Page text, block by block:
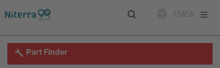
to
to
to
EMEA
Part Finder